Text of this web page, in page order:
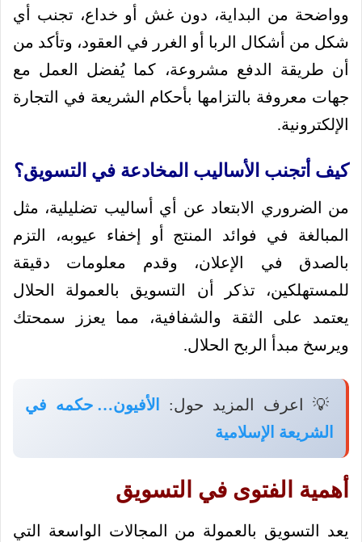
وواضحة من البداية، دون غش أو خداع، تجنب أي
شكل من أشكال الربا أو الغرر في العقود، وتأكد من
أن طريقة الدفع مشروعة، كما يُفضل العمل مع
جهات معروفة بالتزامها بأحكام الشريعة في التجارة
الإلكترونية.
كيف أتجنب الأساليب المخادعة في التسويق؟
من الضروري الابتعاد عن أي أساليب تضليلية، مثل
المبالغة في فوائد المنتج أو إخفاء عيوبه، التزم
بالصدق في الإعلان، وقدم معلومات دقيقة
للمستهلكين، تذكر أن التسويق بالعمولة الحلال
يعتمد على الثقة والشفافية، مما يعزز سمحتك
ويرسخ مبدأ الربح الحلال.
💡 اعرف المزيد حول:
الأفيون… حكمه في
الشريعة الإسلامية
أهمية الفتوى في التسويق
يعد التسويق بالعمولة من المجالات الواسعة التي